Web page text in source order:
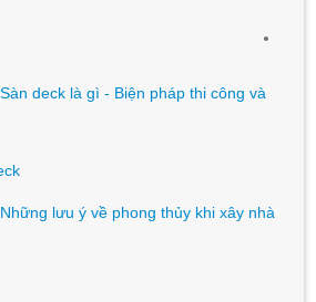
Sàn deck là gì - Biện pháp thi công và
Những lưu ý về phong thủy khi xây nhà